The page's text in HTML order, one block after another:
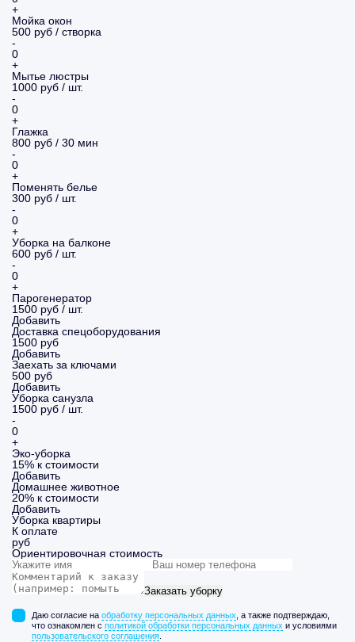
+
Мойка окон
500 руб / створка
-
0
+
Мытье люстры
1000 руб / шт.
-
0
+
Глажка
800 руб / 30 мин
-
0
+
Поменять белье
300 руб / шт.
-
0
+
Уборка на балконе
600 руб / шт.
-
0
+
Парогенератор
1500 руб / шт.
Добавить
Доставка спецоборудования
1500 руб
Добавить
Заехать за ключами
500 руб
Добавить
Уборка санузла
1500 руб / шт.
-
0
+
Эко-уборка
15% к стоимости
Добавить
Домашнее животное
20% к стоимости
Добавить
Уборка квартиры
К оплате
руб
Ориентировочная стоимость
Заказать уборку
Даю согласие на обработку персональных данных , а также подтверждаю,
что ознакомлен с политикой обработки персональных данных и условиями
пользовательского соглашения